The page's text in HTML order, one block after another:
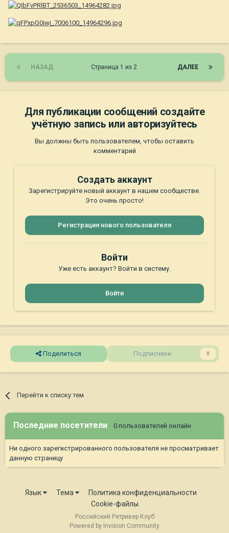
НАЗАД ДАЛЕЕ
Страница 1 из 2
Для публикации сообщений создайте
учётную запись или авторизуйтесь
Вы должны быть пользователем, чтобы оставить
комментарий
Создать аккаунт
Зарегистрируйте новый аккаунт в нашем сообществе.
Это очень просто!
Регистрация нового пользователя
Войти
Уже есть аккаунт? Войти в систему.
Войти
Поделиться Подписчики 0
Перейти к списку тем
Последние посетители 0 пользователей онлайн
Ни одного зарегистрированного пользователя не просматривает
данную страницу
Язык Тема
Политика конфиденциальности
Cookie-файлы
Российский Ретривер Клуб
Powered by Invision Community